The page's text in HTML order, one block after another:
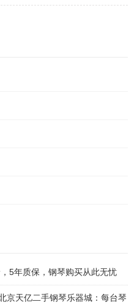
5年质保，钢琴购买从此无忧
京天亿二手钢琴乐器城：每台琴